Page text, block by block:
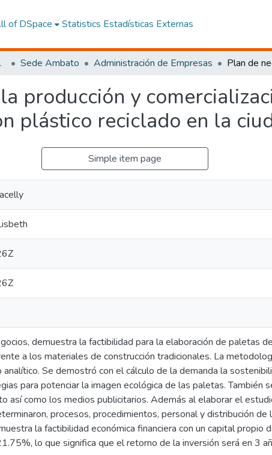
of DSpace Statistics Estadísticas Externas
Sede Ambato Administración de Empresas
producción y
plástico reciclado en la
Simple item page
demuestra la factibilidad para la elaboración de paletas
a los materiales de construcción tradicionales. La
Se demostró con el cálculo de la demanda la
para potenciar la imagen ecológica de las paletas. También
así como los medios publicitarios. Además al elaborar el
procesos, procedimientos, personal y distribución
la factibilidad económica financiera con un capital
lo que significa que el retorno de la inversión será en 3